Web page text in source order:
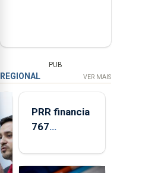
PUB
REGIONAL VER MAIS
PRR financia
767
habitacionais